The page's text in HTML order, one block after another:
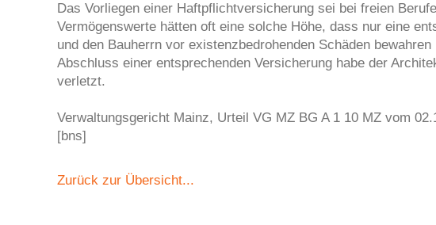
Das Vorliegen einer Haftpflichtversicherung sei bei freien
Vermögenswerte hätten oft eine solche Höhe, dass nur eine
und den Bauherrn vor existenzbedrohenden Schäden
Abschluss einer entsprechenden Versicherung habe der
verletzt.
Verwaltungsgericht Mainz, Urteil VG MZ BG A 1 10 MZ vom
[bns]
Zurück zur Übersicht...